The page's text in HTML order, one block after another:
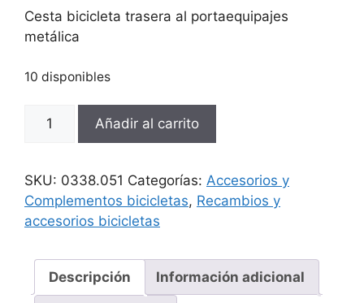
Cesta bicicleta trasera al portaequipajes
metálica
10 disponibles
Cesta
al
portaequipajes
metálica
Añadir al carrito
SKU: 0338.051 Categorías: Accesorios y
Complementos bicicletas, Recambios y
accesorios bicicletas
Descripción Información adicional